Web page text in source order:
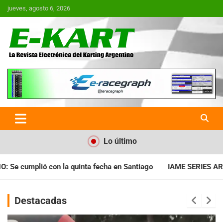
Saltar
al
jueves, agosto 6, 2026
E-Kart.com.ar | La Revista
Electrónica del Karting en
Argentina
Lo último
en Santiago IAME SERIES ARGENTINA: Horarios para la
Destacadas